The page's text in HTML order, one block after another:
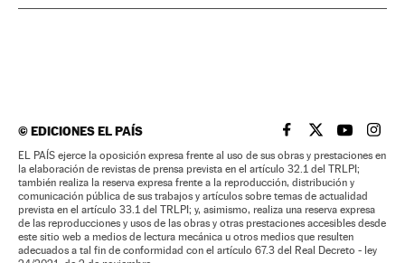
©EDICIONES EL PAÍS EL PAÍS BRASIL EN
EL PAÍSEL PAÍS
EL
EL PAÍS ejerce la oposición expresa frente al uso de sus obras y prestaciones en
la elaboración de revistas de prensa prevista en el artículo 32.1 del TRLPI;
también realiza la reserva expresa frente a la reproducción, distribución y
comunicación pública de sus trabajos y artículos sobre temas de actualidad
prevista en el artículo 33.1 del TRLPI; y, asimismo, realiza una reserva expresa
de las reproducciones y usos de las obras y otras prestaciones accesibles desde
este sitio web a medios de lectura mecánica u otros medios que resulten
adecuados a tal fin de conformidad con el artículo 67.3 del Real Decreto - ley